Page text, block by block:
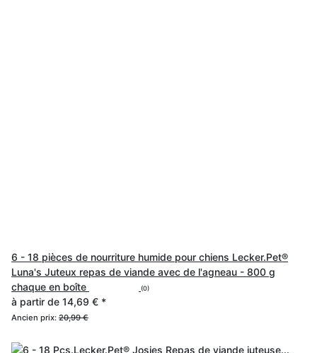
6 - 18 pièces de nourriture humide pour chiens Lecker.Pet®
Luna's Juteux repas de viande avec de l'agneau - 800 g
chaque en boîte
(0)
à partir de 14,69 € *
Ancien prix: 20,99 €